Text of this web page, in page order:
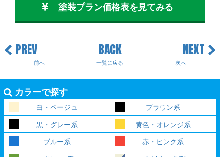
塗装プラン価格表を見てみる
PREV
前へ
BACK
一覧に戻る
NEXT
次へ
カラーで探す
白・ベージュ
ブラウン系
黒・グレー系
黄色・オレンジ系
ブルー系
赤・ピンク系